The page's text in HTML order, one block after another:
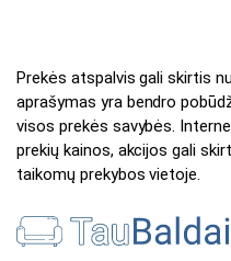
Prekės atspalvis gali skirtis
aprašymas yra bendro
visos prekės savybės.
prekių kainos, akcijos gali
taikomų prekybos vietoje.